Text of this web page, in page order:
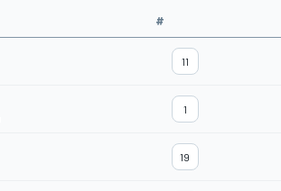
#
11
1
19